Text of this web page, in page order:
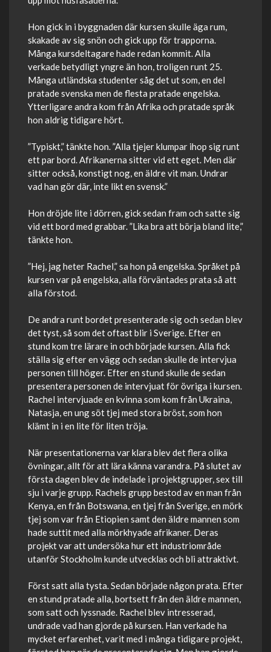
Hon gick in i byggnaden där kursen skulle äga rum,
skakade av sig snön och gick upp för trapporna.
Många kursdeltagare hade redan kommit. Alla
verkade betydligt yngre än hon, troligen runt 25.
Många utländska studenter såg det ut som, en del
pratade svenska men de flesta pratade engelska.
Ytterligare andra kom från Afrika och pratade språk
hon aldrig tidigare hört.
”Typiskt,” tänkte hon. ”Alla tjejer klumpar ihop sig runt
ett par bord. Afrikanerna sitter vid ett eget. Men där
sitter också, konstigt nog, en äldre vit man. Undrar
vad han gör där, inte likt en svensk.”
Hon dröjde lite i dörren, gick sedan fram och satte sig
vid ett bord med grabbar. ”Lika bra att börja bland lite,”
tänkte hon.
”Hej, jag heter Rachel,” sa hon på engelska. Språket på
kursen var på engelska, alla förväntades prata så att
alla förstod.
De andra runt bordet presenterade sig och sedan blev
det tyst, så som det oftast blir i Sverige. Efter en
stund kom tre lärare in och började kursen. Alla fick
ställa sig efter en vägg och sedan skulle de intervjua
personen till höger. Efter en stund skulle de sedan
presentera personen de intervjuat för övriga i kursen.
Rachel intervjuade en kvinna som kom från Ukraina,
Natasja, en ung söt tjej med stora bröst, som hon
klämt in i en lite för liten tröja.
När presentationerna var klara blev det flera olika
övningar, allt för att lära känna varandra. På slutet av
första dagen blev de indelade i projektgrupper, sex till
sju i varje grupp. Rachels grupp bestod av en man från
Kenya, en från Botswana, en tjej från Sverige, en mörk
tjej som var från Etiopien samt den äldre mannen som
hade suttit med alla mörkhyade afrikaner. Deras
projekt var att undersöka hur ett industriområde
utanför Stockholm kunde utvecklas och bli attraktivt.
Först satt alla tysta. Sedan började någon prata. Efter
en stund pratade alla, bortsett från den äldre mannen,
som satt och lyssnade. Rachel blev intresserad,
undrade vad han gjorde på kursen. Han verkade ha
mycket erfarenhet, varit med i många tidigare projekt,